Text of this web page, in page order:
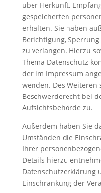
über Herkunft,
gespeicherten
erhalten. Sie haben
Berichtigung,
zu verlangen. Hierzu
Thema Datenschutz
der im Impressum
wenden. Des Weiteren
Beschwerderecht bei
Aufsichtsbehörde zu.
Außerdem haben Sie
Umständen die
Ihrer
Details hierzu
Datenschutzerklärung
Einschränkung der